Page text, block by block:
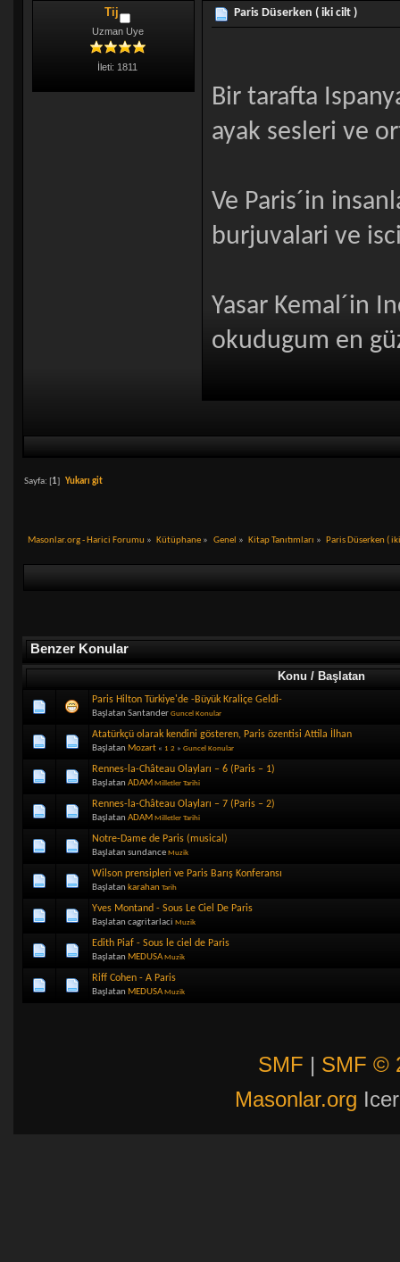
Tij
Uzman Uye
İleti: 1811
Paris Düserken ( iki cilt )
Bir tarafta
ayak sesleri ve
Ve Paris´in
burjuvalari ve
Yasar Kemal´in
okudugum en
Sayfa: [1] Yukarı git
Masonlar.org - Harici Forumu » Kütüphane » Genel » Kitap Tanıtımları » Paris Düserken (
Benzer Konular
Konu / Başlatan
Paris Hilton Türkiye'de -Büyük Kraliçe Geldi-
Başlatan Santander Guncel Konular
Atatürkçü olarak kendini gösteren, Paris özentisi Attila İlhan
Başlatan Mozart « 1 2 » Guncel Konular
Rennes-la-Château Olayları – 6 (Paris – 1)
Başlatan ADAM Milletler Tarihi
Rennes-la-Château Olayları – 7 (Paris – 2)
Başlatan ADAM Milletler Tarihi
Notre-Dame de Paris (musical)
Başlatan sundance Muzik
Wilson prensipleri ve Paris Barış Konferansı
Başlatan karahan Tarih
Yves Montand - Sous Le Ciel De Paris
Başlatan cagritarlaci Muzik
Edith Piaf - Sous le ciel de Paris
Başlatan MEDUSA Muzik
Riff Cohen - A Paris
Başlatan MEDUSA Muzik
SMF | SMF ©
Masonlar.org